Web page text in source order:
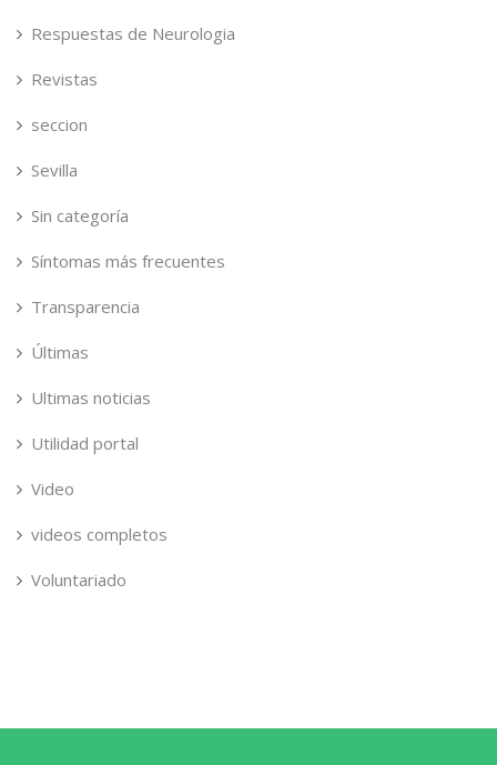
Respuestas de Neurologia
Revistas
seccion
Sevilla
Sin categoría
Síntomas más frecuentes
Transparencia
Últimas
Ultimas noticias
Utilidad portal
Video
videos completos
Voluntariado